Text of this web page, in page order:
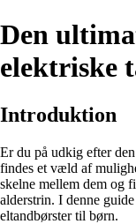
Den
elektriske
Introduktion
Er du på udkig efter
findes et væld af
skelne mellem dem og
alderstrin. I denne
eltandbørster til børn.